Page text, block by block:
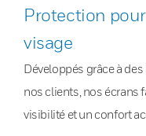
Protection
visage
Développés grâce à
nos clients, nos écrans
visibilité et un confort